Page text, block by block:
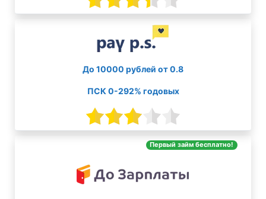
До 10000 рублей от 0.8
ПСК 0-292% годовых
Первый займ бесплатно!